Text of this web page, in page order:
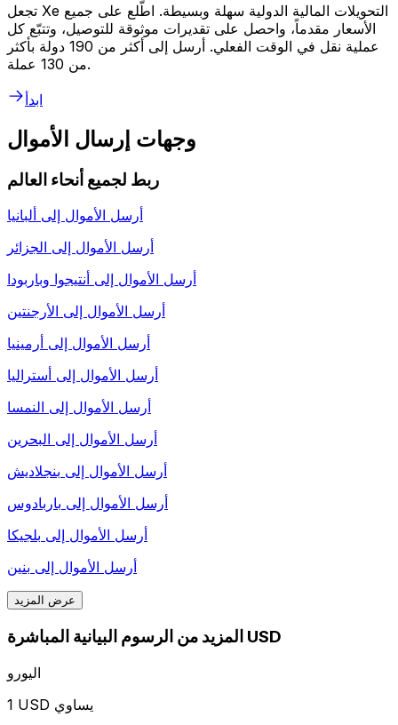
تجعل Xe التحويلات المالية الدولية سهلة وبسيطة. اطّلع على جميع
الأسعار مقدماً، واحصل على تقديرات موثوقة للتوصيل، وتتبّع كل
عملية نقل في الوقت الفعلي. أرسل إلى أكثر من 190 دولة بأكثر
من 130 عملة.
ابدأ
وجهات إرسال الأموال
ربط لجميع أنحاء العالم
أرسل الأموال إلى ألبانيا
أرسل الأموال إلى الجزائر
أرسل الأموال إلى أنتيجوا وباربودا
أرسل الأموال إلى الأرجنتين
أرسل الأموال إلى أرمينيا
أرسل الأموال إلى أستراليا
أرسل الأموال إلى النمسا
أرسل الأموال إلى البحرين
أرسل الأموال إلى بنجلاديش
أرسل الأموال إلى باربادوس
أرسل الأموال إلى بلجيكا
أرسل الأموال إلى بنين
عرض المزيد
المزيد من الرسوم البيانية المباشرة USD
اليورو
1 USD يساوي